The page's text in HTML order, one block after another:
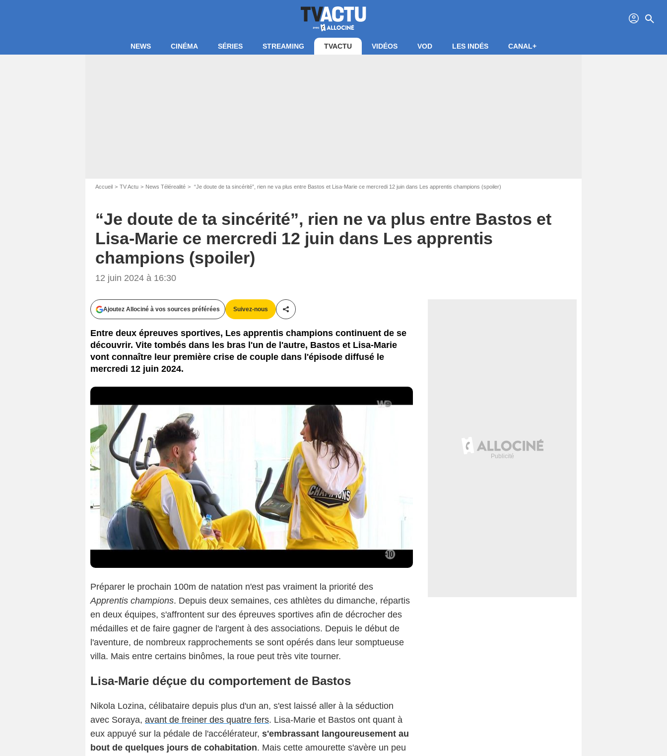
profil search
NEWS CINÉMA SÉRIES STREAMING TVACTU VIDÉOS VOD LES INDÉS CANAL+
Accueil TV Actu News Télérealité “Je doute de ta sincérité”, rien ne va plus entre Bastos et Lisa-Marie ce mercredi 12 juin dans Les apprentis champions (spoiler)
“Je doute de ta sincérité”, rien ne va plus entre Bastos et
Lisa-Marie ce mercredi 12 juin dans Les apprentis
champions (spoiler)
12 juin 2024 à 16:30
Ajoutez Allociné à vos sources préférées Suivez-nous
Partager cet article
Entre deux épreuves sportives, Les apprentis champions continuent de se
découvrir. Vite tombés dans les bras l'un de l'autre, Bastos et Lisa-Marie
vont connaître leur première crise de couple dans l'épisode diffusé le
mercredi 12 juin 2024.
Préparer le prochain 100m de natation n'est pas vraiment la priorité des
Apprentis champions. Depuis deux semaines, ces athlètes du dimanche, répartis
en deux équipes, s'affrontent sur des épreuves sportives afin de décrocher des
médailles et de faire gagner de l'argent à des associations. Depuis le début de
l'aventure, de nombreux rapprochements se sont opérés dans leur somptueuse
villa. Mais entre certains binômes, la roue peut très vite tourner.
Lisa-Marie déçue du comportement de Bastos
Nikola Lozina, célibataire depuis plus d'un an, s'est laissé aller à la séduction
avec Soraya, avant de freiner des quatre fers. Lisa-Marie et Bastos ont quant à
eux appuyé sur la pédale de l'accélérateur, s'embrassant langoureusement au
bout de quelques jours de cohabitation. Mais cette amourette s'avère un peu